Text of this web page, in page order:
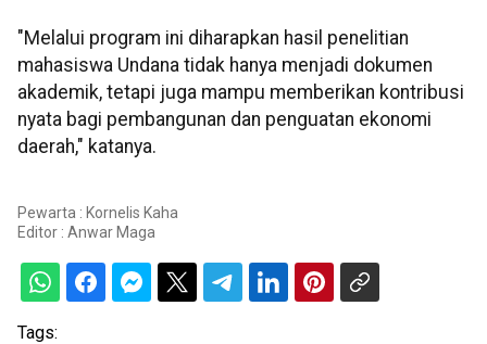
"Melalui program ini diharapkan hasil penelitian
mahasiswa Undana tidak hanya menjadi dokumen
akademik, tetapi juga mampu memberikan kontribusi
nyata bagi pembangunan dan penguatan ekonomi
daerah," katanya.
Pewarta : Kornelis Kaha
Editor : Anwar Maga
Tags: